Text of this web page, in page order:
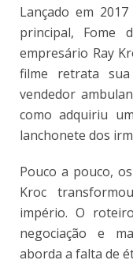
Lançado em
principal, Fome
empresário Ray
filme retrata
vendedor
como adquiriu
lanchonete dos
Pouco a pouco,
Kroc
império. O
negociação e
aborda a falta de